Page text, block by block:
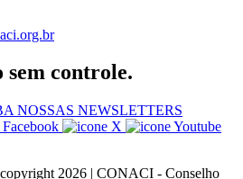
sem controle.
NOSSAS NEWSLETTERS
2026 | CONACI - Conselho